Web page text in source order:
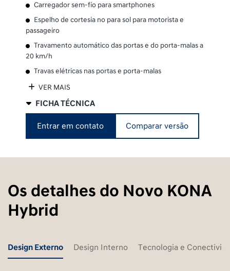
Carregador sem-fio para smartphones
Espelho de cortesia no para sol para motorista e
passageiro
Travamento automático das portas e do porta-malas a
20 km/h
Travas elétricas nas portas e porta-malas
VER MAIS
FICHA TÉCNICA
Entrar em contato Comparar versão
Os detalhes do Novo KONA
Hybrid
Design Externo Design Interno Tecnologia e